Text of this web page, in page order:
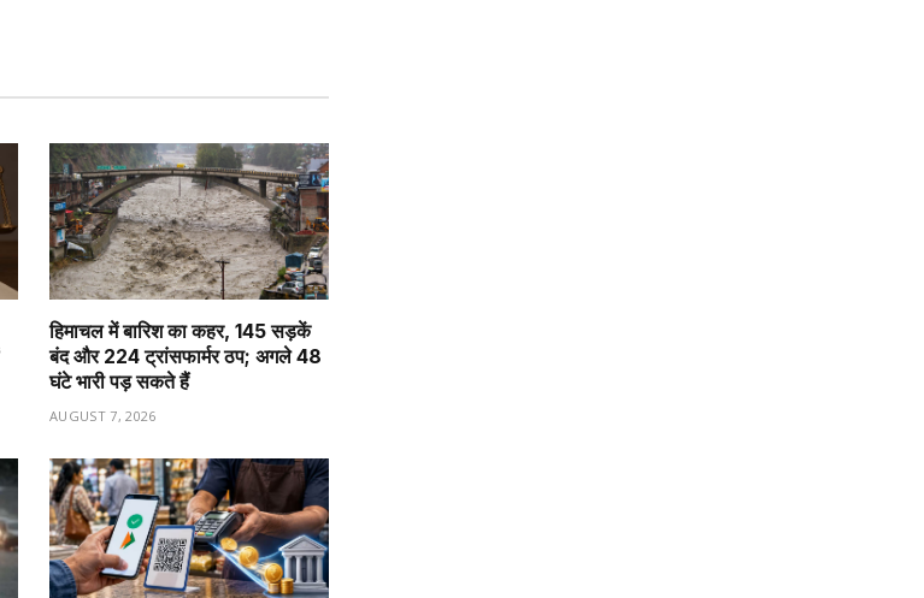
हिमाचल में बारिश का कहर, 145 सड़कें
बंद और 224 ट्रांसफार्मर ठप; अगले 48
घंटे भारी पड़ सकते हैं
AUGUST 7, 2026